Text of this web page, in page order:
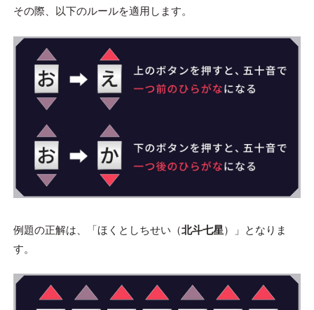
その際、以下のルールを適用します。
例題の正解は、「ほくとしちせい（北斗七星）」となりま
す。